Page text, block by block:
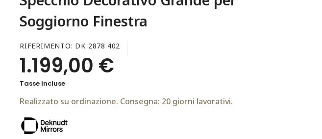
Soggiorno Finestra
RIFERIMENTO DK 2878.402
1.199,00 €
Tasse incluse
Realizzato su ordinazione. Consegna: 20 giorni lavorativi.